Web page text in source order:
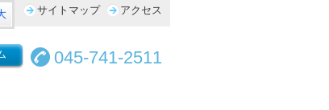
サイトマップ アクセス
045-741-2511